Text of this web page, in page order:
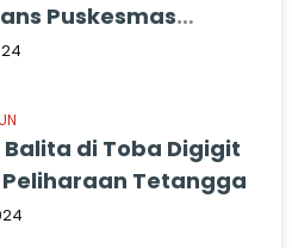
Puskesmas
Jaya Simalungun
di Toba Digigit
Tetangga